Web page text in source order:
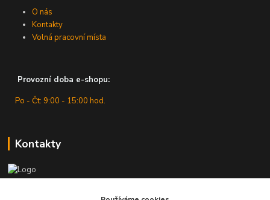
O nás
Kontakty
Volná pracovní místa
Provozní doba e-shopu:
Po - Čt: 9:00 - 15:00 hod.
Kontakty